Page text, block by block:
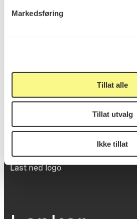
Markedsføring
Tillat alle
Tillat utvalg
Ikke tillat
inngang Løkkeveien,
Viktig info
Utbetaling og fakturering
Personvernerklæring
Dokumentasjonsskjema
Last ned logo